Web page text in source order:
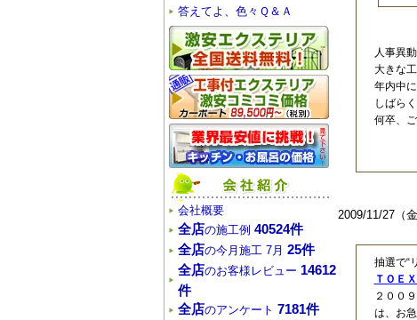
人事異
大きな
年内中
しばら
何卒、
2009/11/27（金
抽選で“
ＴＯＥ
２００
は、お急
答えてよ、色々Ｑ＆Ａ
会社概要
全店の施工例 40524件
全店の今月施工 7月 25件
全店のお客様レビュー 14612
件
全店のアンケート 7181件